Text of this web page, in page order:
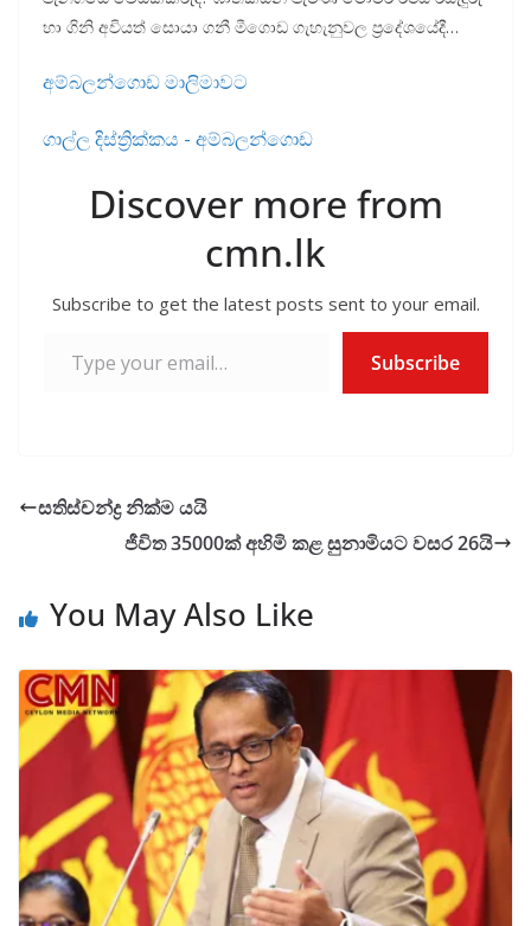
o p
p
හා ගිනි අවියත් සොයා ගනී මීගොඩ ගැහැනුවල ප්‍රදේශයේදී…
අම්බලන්ගොඩ මාලිමාවට
ගාල්ල දිස්ත්‍රික්කය - අම්බලන්ගොඩ
Discover more from
cmn.lk
Subscribe to get the latest posts sent to your email.
Subscribe
සතිස්චන්ද්‍ර නික්ම යයි
ජීවිත 35000ක් අහිමි කළ සුනාමියට වසර 26යි
You May Also Like